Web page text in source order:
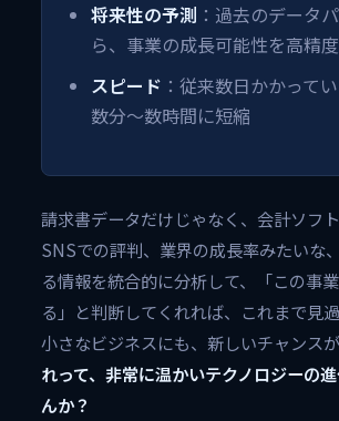
将来性の予測 ：過去のデータ
ら、事業の成長可能性を高精
スピード ：従来数日かかってい
数分〜数時間に短縮
請求書データだけじゃなく、会計ソフト
SNSでの評判、業界の成長率みたいな
る情報を統合的に分析して、「この事
る」と判断してくれれば、これまで見
小さなビジネスにも、新しいチャンスが
れって、非常に温かいテクノロジーの
んか？